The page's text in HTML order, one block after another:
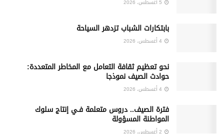
بابتكارات الشباب تزدهر السياحة
نحو تعظيم ثقافة التعامل مع المخاطر المتعددة:
حوادث الصيف نموذجا
فترة الصيف.. دروس متعلمة فـي إنتاج سلوك
المواطنة المسؤولة